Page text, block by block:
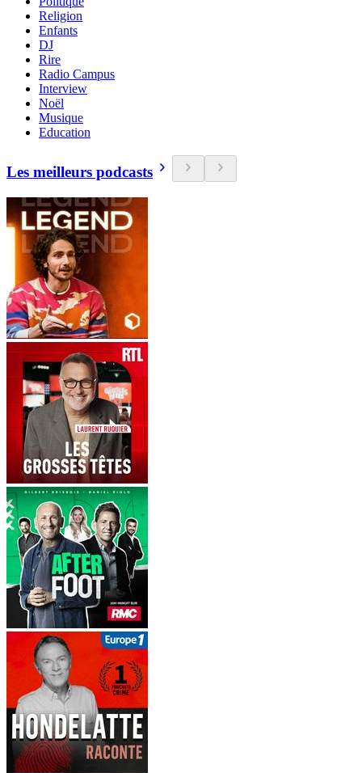
Religion
Enfants
DJ
Rire
Radio Campus
Interview
Noël
Musique
Education
Les meilleurs podcasts